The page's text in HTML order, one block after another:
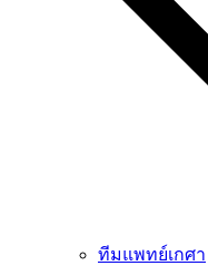
ทีมแพทย์เกศา